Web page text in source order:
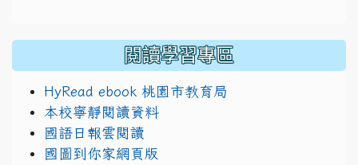
閱讀學習專區
HyRead ebook 桃園市教育局
本校寧靜閱讀資料
國語日報雲閱讀
國圖到你家網頁版